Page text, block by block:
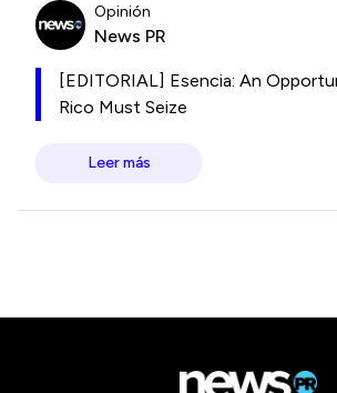
Opinión
News PR
[EDITORIAL] Esencia: An
Rico Must Seize
Leer más